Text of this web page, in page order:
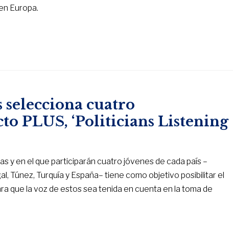
Europa.
cuatro
PLUS, ‘Politicians Listening
y en el que participarán cuatro jóvenes de cada país –
Túnez, Turquía y España– tiene como objetivo posibilitar el
que la voz de estos sea tenida en cuenta en la toma de